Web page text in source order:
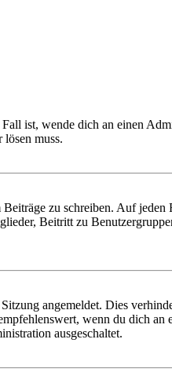
ist, wende dich an einen
muss.
zu schreiben. Auf jeden
Beitritt zu
angemeldet. Dies
wenn du dich an
ausgeschaltet.